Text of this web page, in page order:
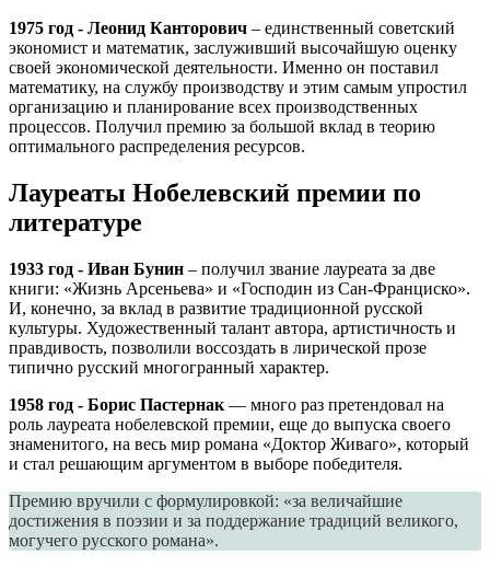
1975 год ‐ Леонид Канторович – единственный советский
экономист и математик, заслуживший высочайшую оценку
своей экономической деятельности. Именно он поставил
математику, на службу производству и этим самым упростил
организацию и планирование всех производственных
процессов. Получил премию за большой вклад в теорию
оптимального распределения ресурсов.
Лауреаты Нобелевский премии по
литературе
1933 год ‐ Иван Бунин – получил звание лауреата за две
книги: «Жизнь Арсеньева» и «Господин из Сан-Франциско».
И, конечно, за вклад в развитие традиционной русской
культуры. Художественный талант автора, артистичность и
правдивость, позволили воссоздать в лирической прозе
типично русский многогранный характер.
1958 год ‐ Борис Пастернак — много раз претендовал на
роль лауреата нобелевской премии, еще до выпуска своего
знаменитого, на весь мир романа «Доктор Живаго», который
и стал решающим аргументом в выборе победителя.
Премию вручили с формулировкой: «за величайшие
достижения в поэзии и за поддержание традиций великого,
могучего русского романа».